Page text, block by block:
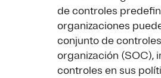
de controles
organizaciones
conjunto de
organización (SOC),
controles en sus